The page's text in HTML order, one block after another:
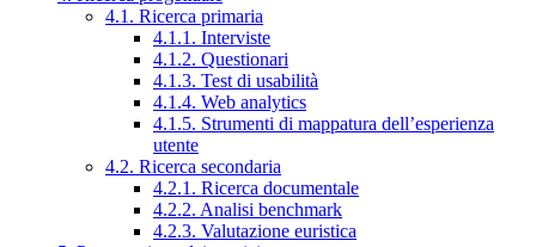
4.1. Ricerca primaria
4.1.1. Interviste
4.1.2. Questionari
4.1.3. Test di usabilità
4.1.4. Web analytics
4.1.5. Strumenti di mappatura dell’esperienza
utente
4.2. Ricerca secondaria
4.2.1. Ricerca documentale
4.2.2. Analisi benchmark
4.2.3. Valutazione euristica